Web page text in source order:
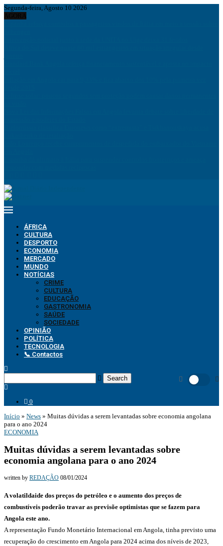
Segunda-feira, Agosto 10 2026
ÁFRICA
CULTURA
DESPORTO
ECONOMIA
MERCADO
MUNDO
NOTÍCIAS
CRIME
CULTURA
EDUCAÇÃO
GASTRONOMIA
SAÚDE
SOCIEDADE
OPINIÃO
POLÍTICA
TECNOLOGIA
📞 Contactos
Search
0
Início » News » Muitas dúvidas a serem levantadas sobre economia angolana
para o ano 2024
ECONOMIA
Muitas dúvidas a serem levantadas sobre
economia angolana para o ano 2024
written by REDAÇÃO 08/01/2024
A volatildaide dos preços do petróleo e o aumento dos preços de
combustíveis poderão travar as previsõe optimistas que se fazem para
Angola este ano.
A representação Fundo Monetário Internacional em Angola, tinha previsto uma
recuperação do crescimento em Angola para 2024 acima dos níveis de 2023,